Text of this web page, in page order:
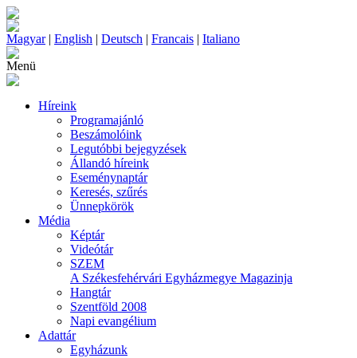
Magyar| English | Deutsch | Francais | Italiano
Menü
Híreink
Programajánló
Beszámolóink
Legutóbbi bejegyzések
Állandó híreink
Eseménynaptár
Keresés, szűrés
Ünnepkörök
Média
Képtár
Videótár
SZEM
A Székesfehérvári Egyházmegye Magazinja
Hangtár
Szentföld 2008
Napi evangélium
Adattár
Egyházunk